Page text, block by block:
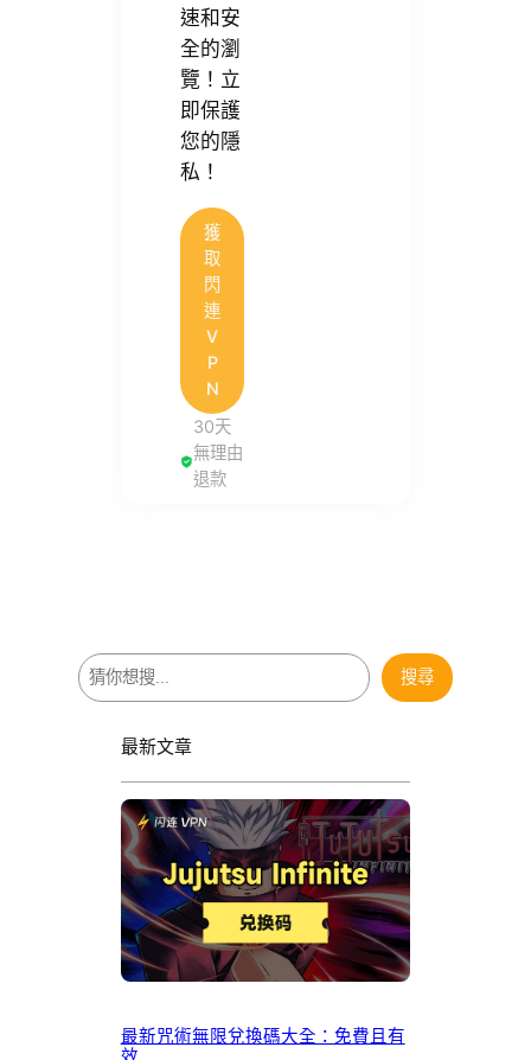
速和安
全的瀏
覽！立
即保護
您的隱
私！
獲
取
閃
連
V
P
N
30天
無理由
退款
搜
尋
搜尋
最新文章
最新咒術無限兌換碼大全：免費且有